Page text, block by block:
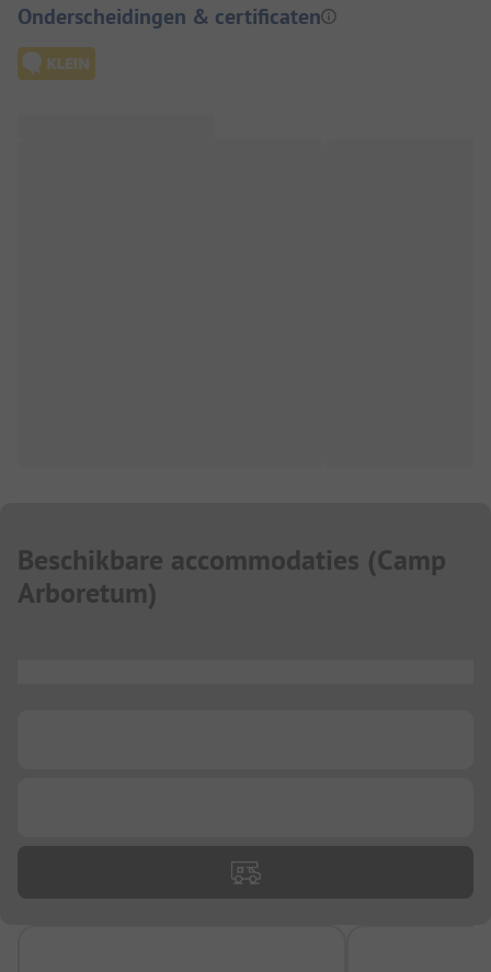
Onderscheidingen & certificaten
Beschikbare accommodaties (Camp
Arboretum)